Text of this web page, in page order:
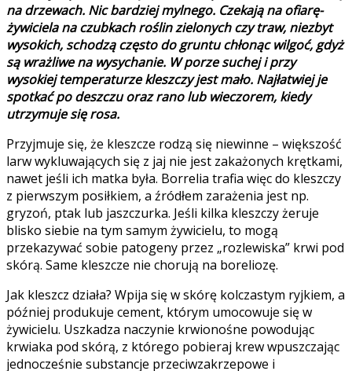
na drzewach. Nic bardziej mylnego. Czekają na ofiarę-
żywiciela na czubkach roślin zielonych czy traw, niezbyt
wysokich, schodzą często do gruntu chłonąc wilgoć, gdyż
są wrażliwe na wysychanie. W porze suchej i przy
wysokiej temperaturze kleszczy jest mało. Najłatwiej je
spotkać po deszczu oraz rano lub wieczorem, kiedy
utrzymuje się rosa.
Przyjmuje się, że kleszcze rodzą się niewinne – większość
larw wykluwających się z jaj nie jest zakażonych krętkami,
nawet jeśli ich matka była. Borrelia trafia więc do kleszczy
z pierwszym posiłkiem, a źródłem zarażenia jest np.
gryzoń, ptak lub jaszczurka. Jeśli kilka kleszczy żeruje
blisko siebie na tym samym żywicielu, to mogą
przekazywać sobie patogeny przez „rozlewiska” krwi pod
skórą. Same kleszcze nie chorują na boreliozę.
Jak kleszcz działa? Wpija się w skórę kolczastym ryjkiem, a
później produkuje cement, którym umocowuje się w
żywicielu. Uszkadza naczynie krwionośne powodując
krwiaka pod skórą, z którego pobieraj krew wpuszczając
jednocześnie substancje przeciwzakrzepowe i